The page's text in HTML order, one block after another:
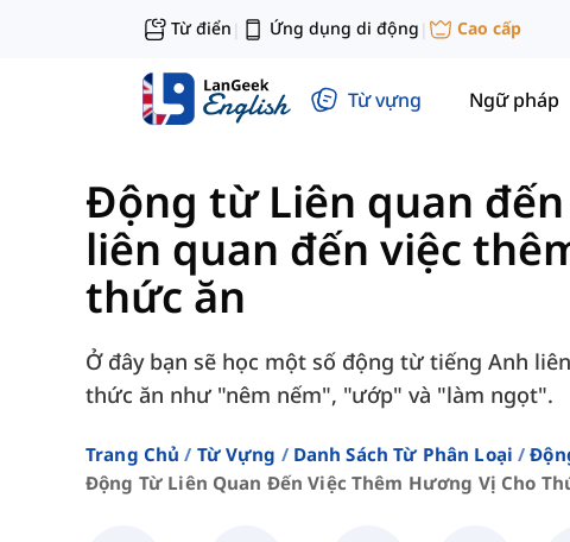
Từ điển | Ứng dụng di động | Cao cấp
Từ vựng Ngữ pháp
Động từ Liên quan đến
liên quan đến việc
thức ăn
Ở đây bạn sẽ học một số động từ tiếng Anh
thức ăn như "nêm nếm", "ướp" và "làm ngọt".
Trang Chủ Từ Vựng Danh Sách Từ Phân Loại
Động Từ Liên Quan Đến Việc Thêm Hương Vị Cho